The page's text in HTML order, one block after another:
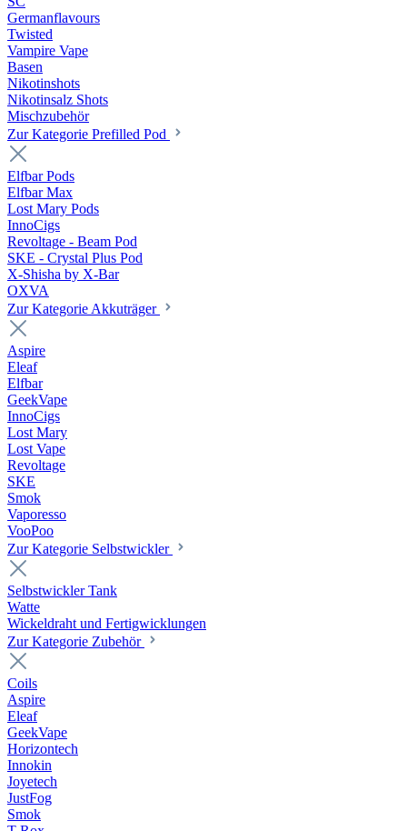
Germanflavours
Twisted
Vampire Vape
Basen
Nikotinshots
Nikotinsalz Shots
Mischzubehör
Zur Kategorie Prefilled Pod
Elfbar Pods
Elfbar Max
Lost Mary Pods
InnoCigs
Revoltage - Beam Pod
SKE - Crystal Plus Pod
X-Shisha by X-Bar
OXVA
Zur Kategorie Akkuträger
Aspire
Eleaf
Elfbar
GeekVape
InnoCigs
Lost Mary
Lost Vape
Revoltage
SKE
Smok
Vaporesso
VooPoo
Zur Kategorie Selbstwickler
Selbstwickler Tank
Watte
Wickeldraht und Fertigwicklungen
Zur Kategorie Zubehör
Coils
Aspire
Eleaf
GeekVape
Horizontech
Innokin
Joyetech
JustFog
Smok